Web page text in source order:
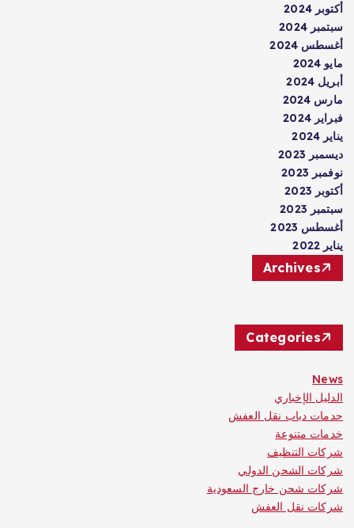
أكتوبر 2024
سبتمبر 2024
أغسطس 2024
مايو 2024
أبريل 2024
مارس 2024
فبراير 2024
يناير 2024
ديسمبر 2023
نوفمبر 2023
أكتوبر 2023
سبتمبر 2023
أغسطس 2023
يناير 2022
Archives
Categories
News
الدليل الإخباري
حدمات دباب نقل العفش
خدمات متنوعة
شركات التنظيف
شركات الشحن الدولي
شركات شحن خارج السعودية
شركات نقل العفش